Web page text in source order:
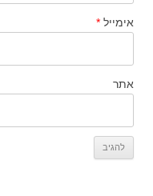
אימייל *
אתר